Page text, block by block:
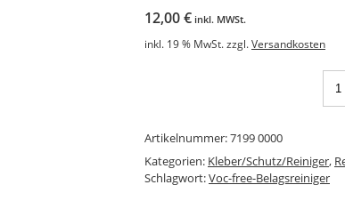
12,00€ inkl. MWSt.
inkl. 19 % MwSt. zzgl. Versandkosten
Artikelnummer:7199 0000
Kategorien: Kleber/Schutz/Reiniger,
Schlagwort:Voc-free-Belagsreiniger